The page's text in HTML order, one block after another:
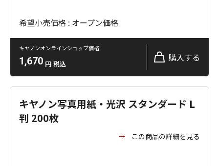
希望小売価格 : オープン価格
キヤノンオンラインショップ価格
1,670 円 税込
購入する
キヤノン写真用紙・光沢 スタンダード L
判 200枚
この商品の詳細を見る